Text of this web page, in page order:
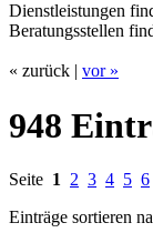
Dienstleistungen
Beratungsstellen
« zurück | vor »
948
Seite 1 2 3 4 5 6
Einträge sortieren